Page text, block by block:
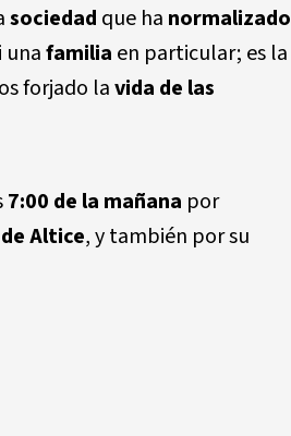
sociedad que ha normalizado
unafamilia en particular; es la
forjado lavida de las
7:00 de la mañana por
Altice, y también por su